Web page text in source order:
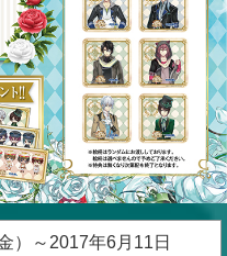
）～2017年6月11日